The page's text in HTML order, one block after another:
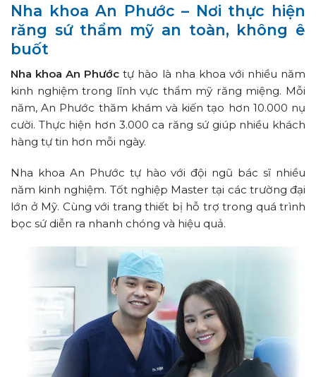
Nha khoa An Phước – Nơi thực hiện
răng sứ thẩm mỹ an toàn, không ê
buốt
Nha khoa An Phước tự hào là nha khoa với nhiều năm
kinh nghiệm trong lĩnh vực thẩm mỹ răng miệng. Mỗi
năm, An Phước thăm khám và kiến tạo hơn 10.000 nụ
cười. Thực hiện hơn 3.000 ca răng sứ giúp nhiều khách
hàng tự tin hơn mỗi ngày.
Nha khoa An Phước tự hào với đội ngũ bác sĩ nhiều
năm kinh nghiệm. Tốt nghiệp Master tại các trường đại
lớn ở Mỹ. Cùng với trang thiết bị hỗ trợ trong quá trình
bọc sứ diễn ra nhanh chóng và hiệu quả.